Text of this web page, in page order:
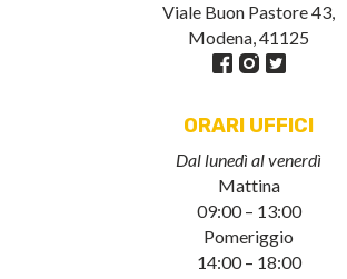
Viale Buon Pastore 43,
Modena, 41125
ORARI UFFICI
Dal lunedì al venerdì
Mattina
09:00 – 13:00
Pomeriggio
14:00 – 18:00